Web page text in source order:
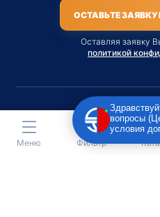
ОСТАВЬТЕ
Оставляя заявку
политикой
Материалы данного сайта
только на услугу
транспортного
Меню Фильтр
вопросы
условия
задать их